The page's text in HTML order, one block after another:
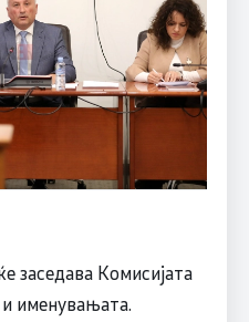
заседава Комисијата
именувањата.